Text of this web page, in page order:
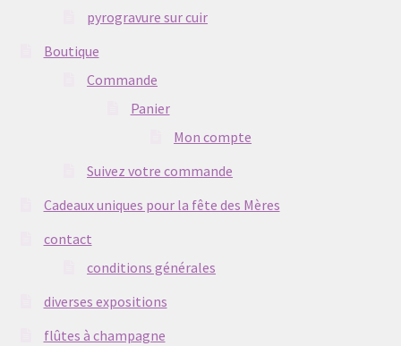
pyrogravure sur cuir
Boutique
Commande
Panier
Mon compte
Suivez votre commande
Cadeaux uniques pour la fête des Mères
contact
conditions générales
diverses expositions
flûtes à champagne